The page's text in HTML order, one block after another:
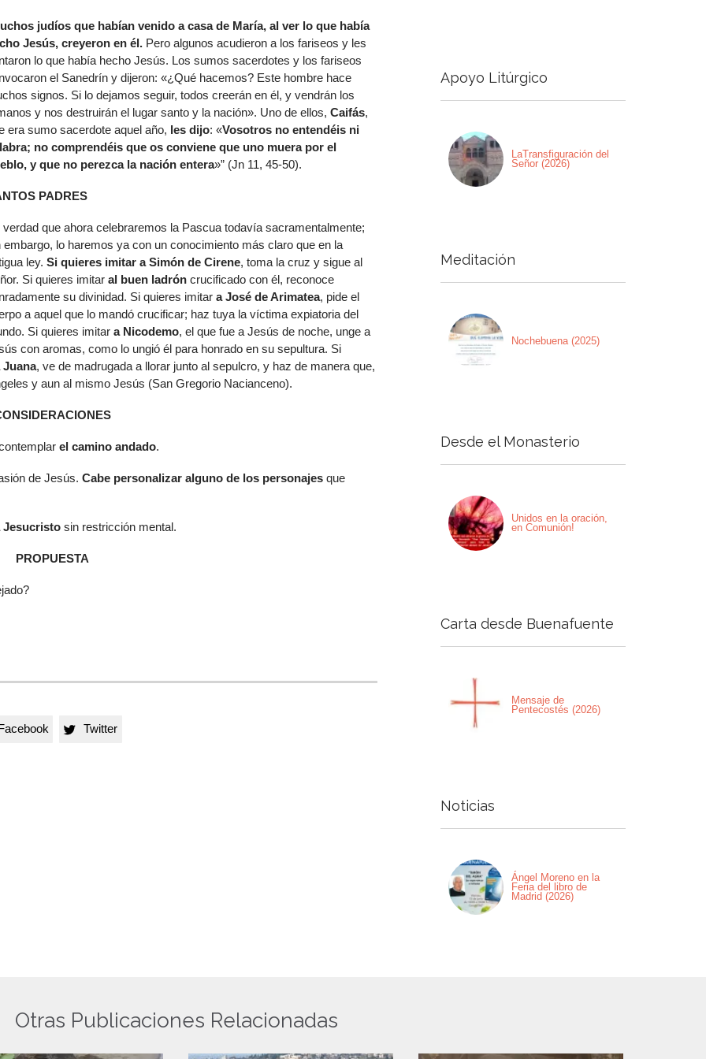
judíos que habían venido a casa de María, al ver lo que había
Jesús, creyeron en él. Pero algunos acudieron a los fariseos y les
lo que había hecho Jesús. Los sumos sacerdotes y los fariseos
el Sanedrín y dijeron: «¿Qué hacemos? Este hombre hace
signos. Si lo dejamos seguir, todos creerán en él, y vendrán los
y nos destruirán el lugar santo y la nación». Uno de ellos, Caifás,
era sumo sacerdote aquel año, les dijo: «Vosotros no entendéis ni
no comprendéis que os conviene que uno muera por el
y que no perezca la nación entera»” (Jn 11, 45-50).
PADRES
verdad que ahora celebraremos la Pascua todavía sacramentalmente;
embargo, lo haremos ya con un conocimiento más claro que en la
ley. Si quieres imitar a Simón de Cirene, toma la cruz y sigue al
Si quieres imitar al buen ladrón crucificado con él, reconoce
su divinidad. Si quieres imitar a José de Arimatea, pide el
a aquel que lo mandó crucificar; haz tuya la víctima expiatoria del
Si quieres imitar a Nicodemo, el que fue a Jesús de noche, unge a
con aromas, como lo ungió él para honrado en su sepultura. Si
Juana, ve de madrugada a llorar junto al sepulcro, y haz de manera que,
y aun al mismo Jesús (San Gregorio Nacianceno).
el camino andado.
de Jesús. Cabe personalizar alguno de los personajes que
Jesucristo sin restricción mental.
PROPUESTA
 Twitter
Apoyo Litúrgico
LaTransfiguración del
Señor (2026)
Meditación
Nochebuena (2025)
Desde el Monasterio
Unidos en la oración,
en Comunión!
Carta desde Buenafuente
Mensaje de
Pentecostés (2026)
Noticias
Ángel Moreno en la
Feria del libro de
Madrid (2026)
Otras Publicaciones Relacionadas